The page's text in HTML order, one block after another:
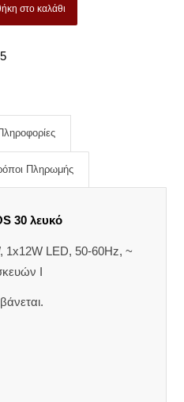
στο καλάθι
Πληρωμής
30 λευκό
1x12W LED, 50-60Hz, ~
Ι